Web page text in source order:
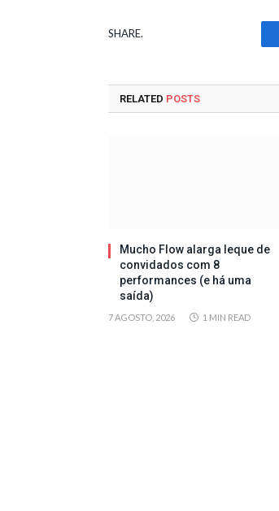
SHARE.
RELATED POSTS
Mucho Flow alarga leque de
convidados com 8
performances (e há uma
saída)
7 AGOSTO, 2026 1 MIN READ